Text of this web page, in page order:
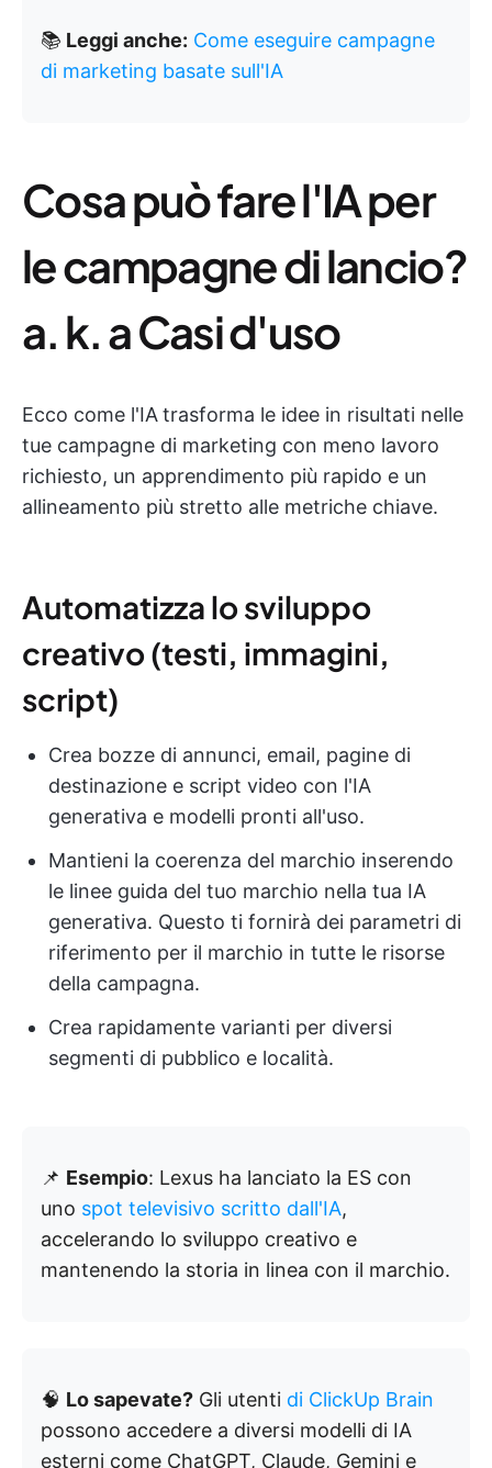
📚 Leggi anche: Come eseguire campagne
di marketing basate sull'IA
Cosa può fare l'IA per
le campagne di lancio?
a. k. a Casi d'uso
Ecco come l'IAtrasforma le idee in risultati nelle
tue campagne di marketing con meno lavoro
richiesto, un apprendimento più rapido e un
allineamento più stretto alle metriche chiave.
Automatizza lo sviluppo
creativo (testi, immagini,
script)
Crea bozze di annunci, email, pagine di
destinazione e script video con l'IA
generativa e modelli pronti all'uso.
Mantieni la coerenza del marchio inserendo
le linee guida del tuo marchio nella tua IA
generativa. Questo ti fornirà dei parametri di
riferimento per il marchio in tutte le risorse
della campagna.
Crea rapidamente varianti per diversi
segmenti di pubblico e località.
📌 Esempio: Lexus ha lanciato la ES con
uno spot televisivo scritto dall'IA,
accelerando lo sviluppo creativo e
mantenendo la storia in linea con il marchio.
🧠 Lo sapevate? Gli utenti di ClickUp Brain
possono accedere a diversi modelli di IA
esterni come ChatGPT, Claude, Gemini e